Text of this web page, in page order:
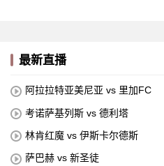
最新直播
阿拉拉特亚美尼亚 vs 里加FC
考诺萨基列斯 vs 德利塔
林肯红魔 vs 伊斯卡尔德斯
萨巴赫 vs 新圣徒